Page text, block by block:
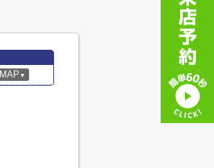
MAP ▼